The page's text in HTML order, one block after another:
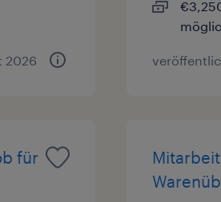
2026
für